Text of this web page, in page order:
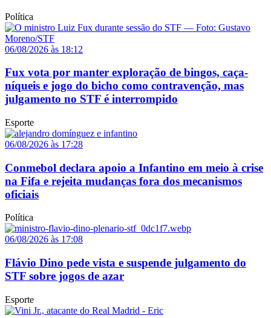
Política
06/08/2026 às 18:12
Fux vota por manter exploração de bingos, caça-
níqueis e jogo do bicho como contravenção, mas
julgamento no STF é interrompido
Esporte
06/08/2026 às 17:28
Conmebol declara apoio a Infantino em meio à crise
na Fifa e rejeita mudanças fora dos mecanismos
oficiais
Política
06/08/2026 às 17:08
Flávio Dino pede vista e suspende julgamento do
STF sobre jogos de azar
Esporte